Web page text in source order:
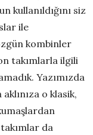
kullanıldığını siz
ile
kombinler
takımlarla ilgili
Yazımızda
o klasik,
da